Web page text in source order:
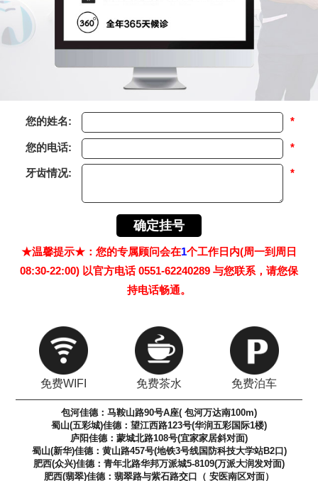
您的姓名: *
您的电话: *
牙齿情况: *
★温馨提示★：您的专属顾问会在1个工作日内(周一到周日
08:30-22:00) 以官方电话 0551-62240289 与您联系，请您保
持电话畅通。
免费WIFI 免费茶水 免费泊车
包河佳德：马鞍山路90号A座( 包河万达南100m)
蜀山(五彩城)佳德：望江西路123号(华润五彩国际1楼)
庐阳佳德：蒙城北路108号(宜家家居斜对面)
蜀山(新华)佳德：黄山路457号(地铁3号线国防科技大学站B2口)
肥西(众兴)佳德：青年北路华邦万派城5-8109(万派大润发对面)
肥西(翡翠)佳德：翡翠路与紫石路交口（ 安医南区对面）